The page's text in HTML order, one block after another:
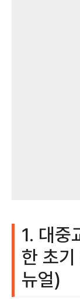
1. 대중
한 초
뉴얼)